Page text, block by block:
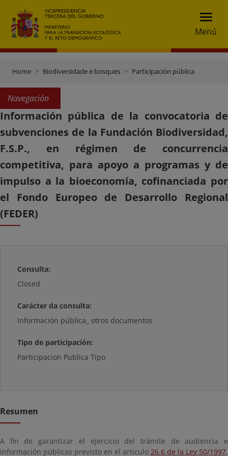
Menú
Home Biodiversidade e bosques Participación pública
Navegación
Información pública de la convocatoria de
subvenciones de la Fundación Biodiversidad,
F.S.P., en régimen de concurrencia
competitiva, para apoyo a programas y de
impulso a la bioeconomía, cofinanciada por
el Fondo Europeo de Desarrollo Regional
(FEDER)
Consulta:
Closed
Carácter da consulta:
Información pública_ otros documentos
Tipo de participación:
Participacion Publica Tipo
Resumen
A fin de garantizar el ejercicio del trámite de audiencia e
información públicas previsto en el artículo 26.6 de la Ley 50/1997,